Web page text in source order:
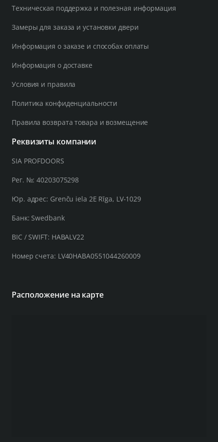
Техническая поддержка и полезная информация
Замеры для заказа и установки двери
Информация о заказе и способах оплаты
Информация о доставке
Условия и правила
Политика конфиденциальности
Правила возврата товара и возмещение
Реквизиты компании
SIA PROFDOORS
Рег. №: 40203075298
Юр. адрес: Grenču iela 2E Rīga, LV-1029
Банк: Swedbank
BIC / SWIFT: HABALV22
Номер счета: LV40HABA0551044260009
Расположение на карте